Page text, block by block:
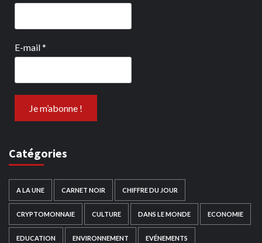
E-mail*
Catégories
A LA UNE CARNET NOIR CHIFFRE DU JOUR
CRYPTOMONNAIE CULTURE DANS LE MONDE ECONOMIE
EDUCATION ENVIRONNEMENT EVÉNEMENTS